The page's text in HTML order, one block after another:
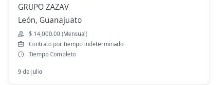
GRUPO ZAZAV
León, Guanajuato
$ 14,000.00 (Mensual)
Contrato por tiempo indeterminado
Tiempo Completo
9 de julio